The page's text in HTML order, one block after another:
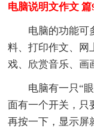
电脑说明文作文 篇
电脑的功能可
料、打印作文、
戏、欣赏音乐、
电脑有一只“
面有一个开关，只
再按一下，显示屏